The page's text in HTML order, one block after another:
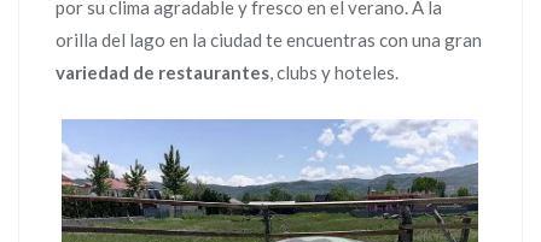
por su clima agradable y fresco en el verano. A la
orilla del lago en la ciudad te encuentras con una gran
variedad de restaurantes, clubs y hoteles.